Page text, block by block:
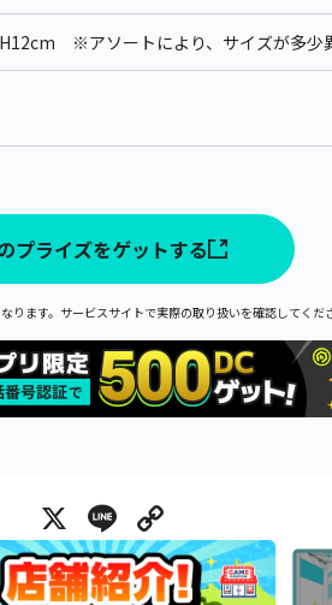
※アソートにより、サイズが多少異
プライズをゲットする
ります。サービスサイトで実際の取り扱いを確認してくだ
X Line